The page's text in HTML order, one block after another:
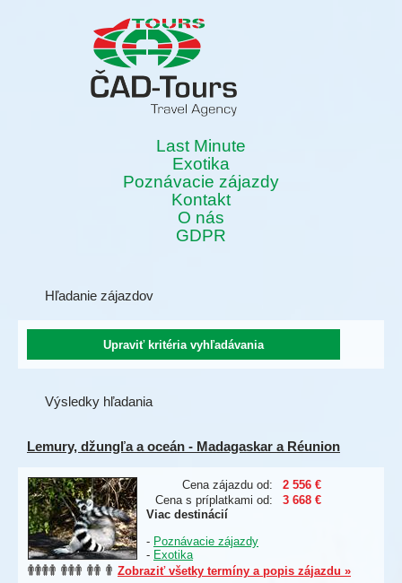
Last Minute
Exotika
Poznávacie zájazdy
Kontakt
O nás
GDPR
Hľadanie zájazdov
Výsledky hľadania
Lemury, džungľa a oceán - Madagaskar a Réunion
Cena zájazdu od:
2 556 €
Cena s príplatkami od:
3 668 €
Viac destinácií
- Poznávacie zájazdy
- Exotika
Zobraziť všetky termíny a popis zájazdu »